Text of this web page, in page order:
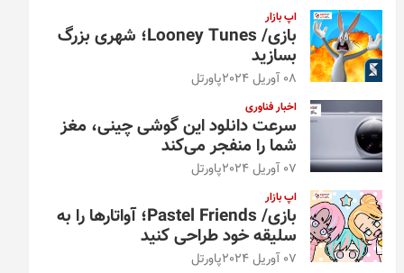
اپ بازار
بازی/ Looney Tunes؛ شهری بزرگ
بسازید
08 آوریل 2024 پاورتل
اخبار فناوری
سرعت دانلود این گوشی چینی، مغز
شما را منفجر می‌کند
07 آوریل 2024 پاورتل
اپ بازار
بازی/ Pastel Friends؛ آواتارها را به
سلیقه خود طراحی کنید
07 آوریل 2024 پاورتل